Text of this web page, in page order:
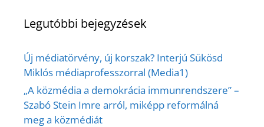
Legutóbbi bejegyzések
Új médiatörvény, új korszak? Interjú Sükösd
Miklós médiaprofesszorral (Media1)
„A közmédia a demokrácia immunrendszere” –
Szabó Stein Imre arról, miképp reformálná
meg a közmédiát